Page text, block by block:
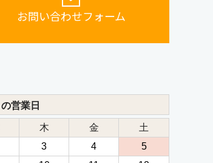
お問い合わせフォーム